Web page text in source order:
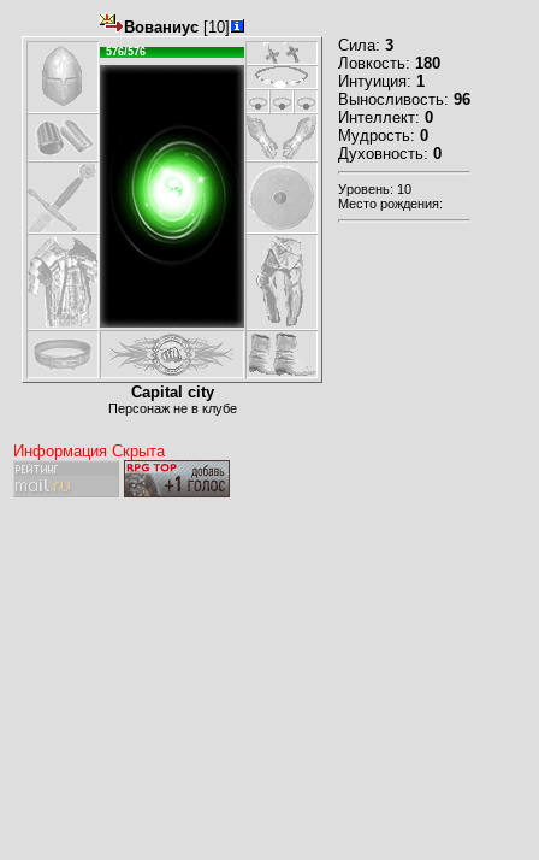
Вованиус [10]
576/576
Capital city
Персонаж не в клубе
Сила: 3
Ловкость: 180
Интуиция: 1
Выносливость: 96
Интеллект: 0
Мудрость: 0
Духовность: 0
Уровень: 10
Место рождения:
Информация Скрыта